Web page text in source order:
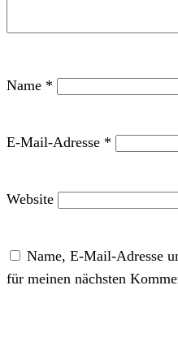
Name *
E-Mail-Adresse *
Website
Name, E-Mail-Adresse
für meinen nächsten